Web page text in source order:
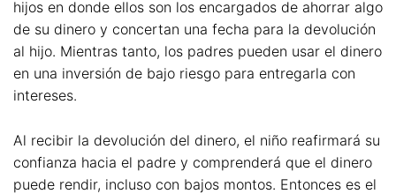
hijos en donde ellos son los encargados de ahorrar algo
de su dinero y concertan una fecha para la devolución
al hijo. Mientras tanto, los padres pueden usar el dinero
en una inversión de bajo riesgo para entregarla con
intereses.
Al recibir la devolución del dinero, el niño reafirmará su
confianza hacia el padre y comprenderá que el dinero
puede rendir, incluso con bajos montos. Entonces es el